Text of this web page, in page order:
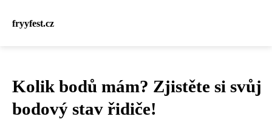
fryyfest.cz
Kolik bodů mám? Zjistěte si svůj
bodový stav řidiče!